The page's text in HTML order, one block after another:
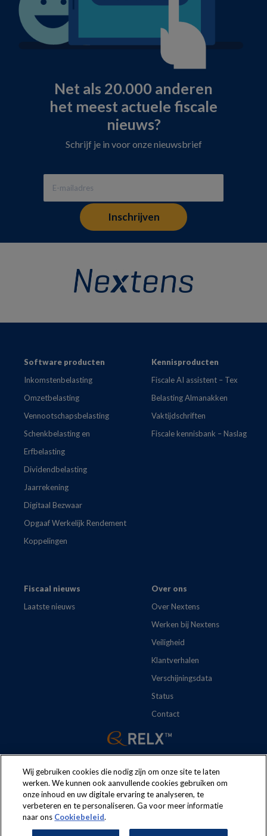
Net als 20.000 anderen
het meest actuele fiscale
nieuws?
Schrijf je in voor onze nieuwsbrief
FooterSoftware producten
Inkomstenbelasting
Omzetbelasting
Vennootschapsbelasting
Schenkbelasting en
Erfbelasting
Dividendbelasting
Jaarrekening
Digitaal Bezwaar
Opgaaf Werkelijk Rendement
Koppelingen
Kennisproducten
Fiscale AI assistent – Tex
Belasting Almanakken
Vaktijdschriften
Fiscale kennisbank – Naslag
Fiscaal nieuws
Laatste nieuws
Over ons
Over Nextens
Werken bij Nextens
Veiligheid
Klantverhalen
Verschijningsdata
Status
Contact
The following regulations apply to the use of this website:
and conditions
Security
Wij gebruiken cookies die nodig zijn om onze site te laten
werken. We kunnen ook aanvullende cookies gebruiken om
onze inhoud en uw digitale ervaring te analyseren, te
verbeteren en te personaliseren. Ga voor meer informatie
naar ons Cookiebeleid.